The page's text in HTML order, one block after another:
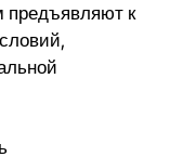
предъявляют к